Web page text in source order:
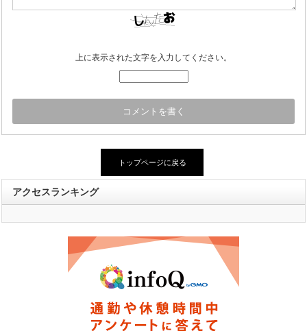
上に表示された文字を入力してください。
トップページに戻る
アクセスランキング